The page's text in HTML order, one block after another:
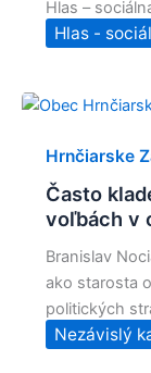
Hlas –
Hlas -
Hrnčiarske
Často
voľbách v
Branislav
ako starosta
politických
Nezávislý